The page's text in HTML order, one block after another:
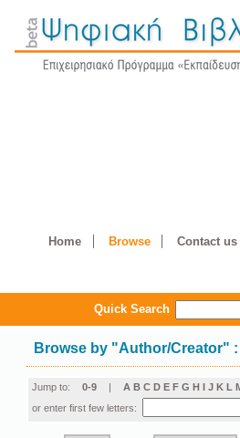
Home Browse Contact us
Quick Search
Browse by "Author/Creator"
Jump to: 0-9 | A B C D E F G H I J K L
or enter first few letters: